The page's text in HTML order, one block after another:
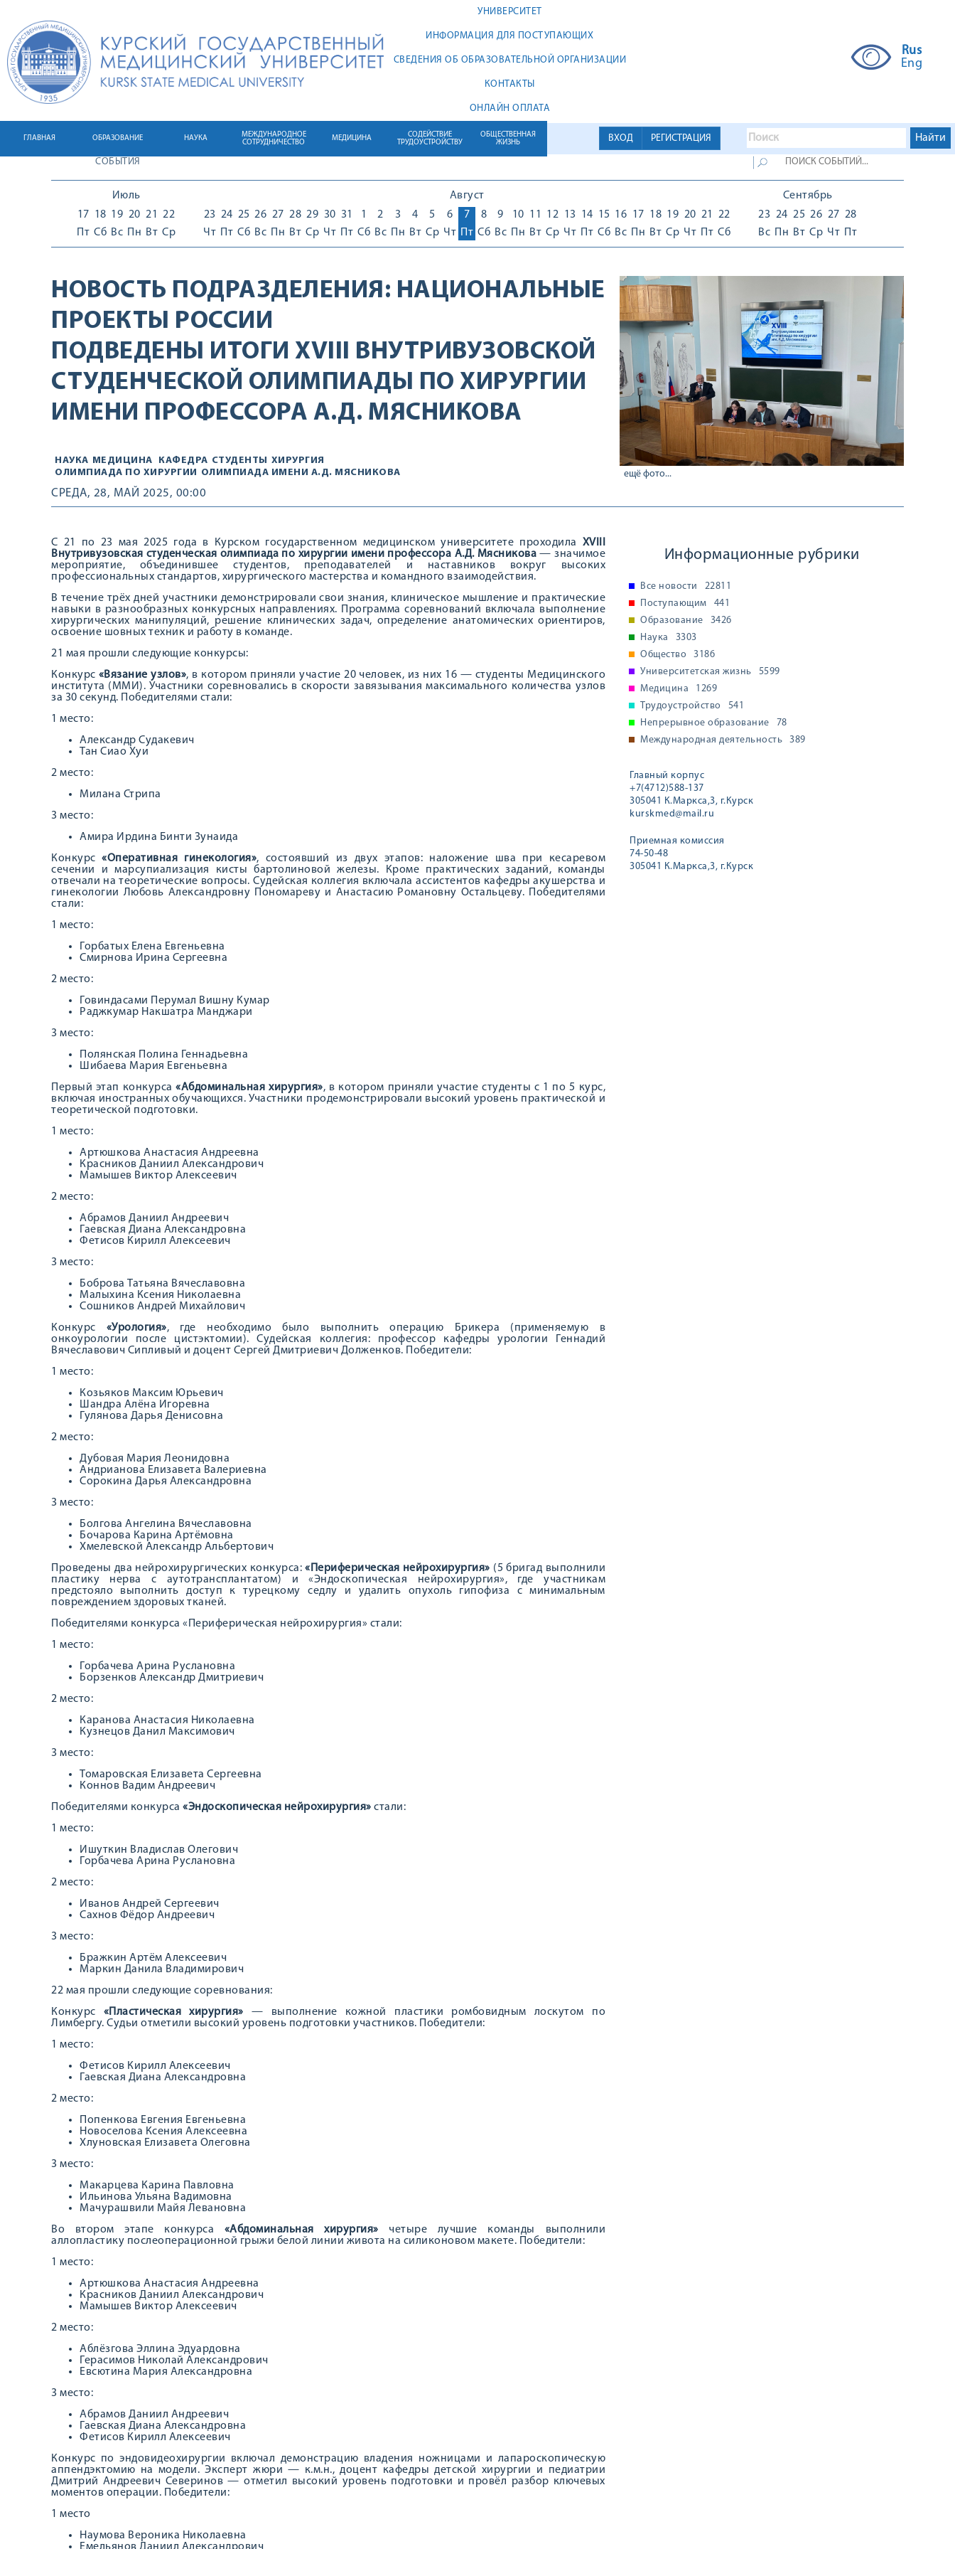
УНИВЕРСИТЕТ
ИНФОРМАЦИЯ ДЛЯ ПОСТУПАЮЩИХ
СВЕДЕНИЯ ОБ ОБРАЗОВАТЕЛЬНОЙ ОРГАНИЗАЦИИ
КОНТАКТЫ
ОНЛАЙН ОПЛАТА
Rus
Eng
ВХОД РЕГИСТРАЦИЯ
ГЛАВНАЯ ОБРАЗОВАНИЕ НАУКА
МЕЖДУНАРОДНОЕ
СОТРУДНИЧЕСТВО
МЕДИЦИНА
СОДЕЙСТВИЕ
ТРУДОУСТРОЙСТВУ
ОБЩЕСТВЕННАЯ
ЖИЗНЬ
СОБЫТИЯ
Июль
17
Пт
18
Сб
19
Вс
20
Пн
21
Вт
22
Ср
Август
23
Чт
24
Пт
25
Сб
26
Вс
27
Пн
28
Вт
29
Ср
30
Чт
31
Пт
1
Сб
2
Вс
3
Пн
4
Вт
5
Ср
6
Чт
7
Пт
8
Сб
9
Вс
10
Пн
11
Вт
12
Ср
13
Чт
14
Пт
15
Сб
16
Вс
17
Пн
18
Вт
19
Ср
20
Чт
21
Пт
22
Сб
Сентябрь
23
Вс
24
Пн
25
Вт
26
Ср
27
Чт
28
Пт
НОВОСТЬ ПОДРАЗДЕЛЕНИЯ: НАЦИОНАЛЬНЫЕ
ПРОЕКТЫ РОССИИ
ПОДВЕДЕНЫ ИТОГИ XVIII ВНУТРИВУЗОВСКОЙ
СТУДЕНЧЕСКОЙ ОЛИМПИАДЫ ПО ХИРУРГИИ
ИМЕНИ ПРОФЕССОРА А.Д. МЯСНИКОВА
НАУКА МЕДИЦИНА КАФЕДРА СТУДЕНТЫ ХИРУРГИЯ
ОЛИМПИАДА ПО ХИРУРГИИ ОЛИМПИАДА ИМЕНИ А.Д. МЯСНИКОВА ещё фото...
СРЕДА, 28, МАЙ 2025, 00:00
С 21 по 23 мая 2025 года в Курском государственном медицинском университете проходила XVIII
Внутривузовская студенческая олимпиада по хирургии имени профессора А.Д. Мясникова — значимое
мероприятие, объединившее студентов, преподавателей и наставников вокруг высоких
профессиональных стандартов, хирургического мастерства и командного взаимодействия.
В течение трёх дней участники демонстрировали свои знания, клиническое мышление и практические
навыки в разнообразных конкурсных направлениях. Программа соревнований включала выполнение
хирургических манипуляций, решение клинических задач, определение анатомических ориентиров,
освоение шовных техник и работу в команде.
21 мая прошли следующие конкурсы:
Конкурс «Вязание узлов», в котором приняли участие 20 человек, из них 16 — студенты Медицинского
института (ММИ). Участники соревновались в скорости завязывания максимального количества узлов
за 30 секунд. Победителями стали:
1 место:
Александр Судакевич
Тан Сиао Хуи
2 место:
Милана Стрипа
3 место:
Амира Ирдина Бинти Зунаида
Конкурс«Оперативная гинекология», состоявший из двух этапов: наложение шва при кесаревом
сечении и марсупиализация кисты бартолиновой железы. Кроме практических заданий, команды
отвечали на теоретические вопросы. Судейская коллегия включала ассистентов кафедры акушерства и
гинекологии Любовь Александровну Пономареву и Анастасию Романовну Остальцеву. Победителями
стали:
1 место:
Горбатых Елена Евгеньевна
Смирнова Ирина Сергеевна
2 место:
Говиндасами Перумал Вишну Кумар
Раджкумар Накшатра Манджари
3 место:
Полянская Полина Геннадьевна
Шибаева Мария Евгеньевна
Первый этап конкурса«Абдоминальная хирургия», в котором приняли участие студенты с 1 по 5 курс,
включая иностранных обучающихся. Участники продемонстрировали высокий уровень практической и
теоретической подготовки.
1 место:
Артюшкова Анастасия Андреевна
Красников Даниил Александрович
Мамышев Виктор Алексеевич
2 место:
Абрамов Даниил Андреевич
Гаевская Диана Александровна
Фетисов Кирилл Алексеевич
3 место:
Боброва Татьяна Вячеславовна
Малыхина Ксения Николаевна
Сошников Андрей Михайлович
Конкурс «Урология», где необходимо было выполнить операцию Брикера (применяемую в
онкоурологии после цистэктомии). Судейская коллегия: профессор кафедры урологии Геннадий
Вячеславович Сипливый и доцент Сергей Дмитриевич Долженков. Победители:
1 место:
Козьяков Максим Юрьевич
Шандра Алёна Игоревна
Гулянова Дарья Денисовна
2 место:
Дубовая Мария Леонидовна
Андрианова Елизавета Валериевна
Сорокина Дарья Александровна
3 место:
Болгова Ангелина Вячеславовна
Бочарова Карина Артёмовна
Хмелевской Александр Альбертович
Проведены два нейрохирургических конкурса:«Периферическая нейрохирургия» (5 бригад выполнили
пластику нерва с аутотрансплантатом) и «Эндоскопическая нейрохирургия», где участникам
предстояло выполнить доступ к турецкому седлу и удалить опухоль гипофиза с минимальным
повреждением здоровых тканей.
Победителями конкурса «Периферическая нейрохирургия» стали:
1 место:
Горбачева Арина Руслановна
Борзенков Александр Дмитриевич
2 место:
Каранова Анастасия Николаевна
Кузнецов Данил Максимович
3 место:
Томаровская Елизавета Сергеевна
Коннов Вадим Андреевич
Победителями конкурса «Эндоскопическая нейрохирургия» стали:
1 место:
Ишуткин Владислав Олегович
Горбачева Арина Руслановна
2 место:
Иванов Андрей Сергеевич
Сахнов Фёдор Андреевич
3 место:
Бражкин Артём Алексеевич
Маркин Данила Владимирович
22 мая прошли следующие соревнования:
Конкурс «Пластическая хирургия» — выполнение кожной пластики ромбовидным лоскутом по
Лимбергу. Судьи отметили высокий уровень подготовки участников. Победители:
1 место:
Фетисов Кирилл Алексеевич
Гаевская Диана Александровна
2 место:
Попенкова Евгения Евгеньевна
Новоселова Ксения Алексеевна
Хлуновская Елизавета Олеговна
3 место:
Макарцева Карина Павловна
Ильинова Ульяна Вадимовна
Мачурашвили Майя Левановна
Во втором этапе конкурса «Абдоминальная хирургия» четыре лучшие команды выполнили
аллопластику послеоперационной грыжи белой линии живота на силиконовом макете. Победители:
1 место:
Артюшкова Анастасия Андреевна
Красников Даниил Александрович
Мамышев Виктор Алексеевич
2 место:
Аблёзгова Эллина Эдуардовна
Герасимов Николай Александрович
Евсютина Мария Александровна
3 место:
Абрамов Даниил Андреевич
Гаевская Диана Александровна
Фетисов Кирилл Алексеевич
Конкурс по эндовидеохирургии включал демонстрацию владения ножницами и лапароскопическую
аппендэктомию на модели. Эксперт жюри — к.м.н., доцент кафедры детской хирургии и педиатрии
Дмитрий Андреевич Северинов — отметил высокий уровень подготовки и провёл разбор ключевых
моментов операции. Победители:
1 место
Наумова Вероника Николаевна
Информационные рубрики
Все новости
22811
Поступающим
441
Образование
3426
Наука
3303
Общество
3186
Университетская жизнь
5599
Медицина
1269
Трудоустройство
541
Непрерывное образование
78
Международная деятельность
389
Главный корпус
+7(4712)588-137
305041 К.Маркса,3, г.Курск
kurskmed@mail.ru
Приемная комиссия
74-50-48
305041 К.Маркса,3, г.Курск